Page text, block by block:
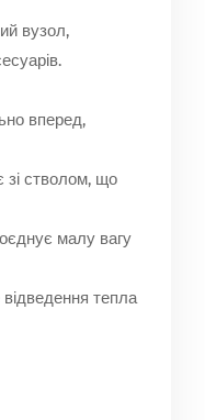
вузол,
вперед,
зі стволом, що
малу вагу
тепла